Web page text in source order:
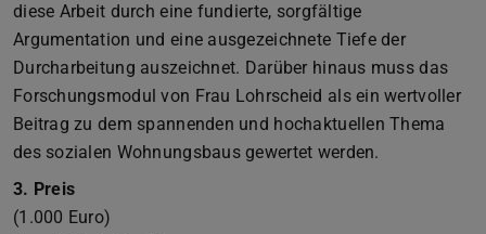
diese Arbeit durch eine fundierte, sorgfältige
Argumentation und eine ausgezeichnete Tiefe der
Durcharbeitung auszeichnet. Darüber hinaus muss das
Forschungsmodul von Frau Lohrscheid als ein wertvoller
Beitrag zu dem spannenden und hochaktuellen Thema
des sozialen Wohnungsbaus gewertet werden.
3. Preis
(1.000 Euro)